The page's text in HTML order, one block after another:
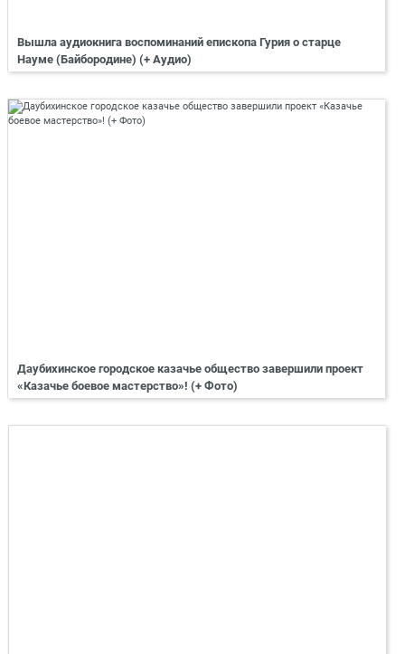
Вышла аудиокнига воспоминаний епископа Гурия о старце
Науме (Байбородине) (+ Аудио)
Даубихинское городское казачье общество завершили проект
«Казачье боевое мастерство»! (+ Фото)